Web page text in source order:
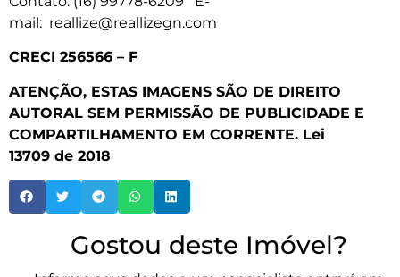
mail: reallize@reallizegn.com
CRECI 256566 – F
ATENÇÃO, ESTAS IMAGENS SÃO DE DIREITO
AUTORAL SEM PERMISSÃO DE PUBLICIDADE E
COMPARTILHAMENTO EM CORRENTE. Lei
13709 de 2018
Gostou deste Imóvel?